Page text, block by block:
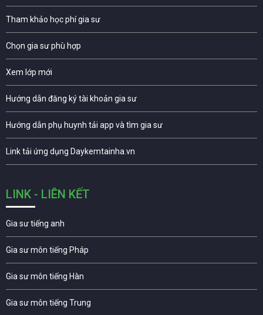
Tham khảo học phí gia sư
Chọn gia sư phù hợp
Xem lớp mới
Hướng dẫn đăng ký tài khoản gia sư
Hướng dẫn phụ huynh tải app và tìm gia sư
Link tải ứng dụng Daykemtainha.vn
LINK - LIÊN KẾT
Gia sư tiếng anh
Gia sư môn tiếng Pháp
Gia sư môn tiếng Hàn
Gia sư môn tiếng Trung